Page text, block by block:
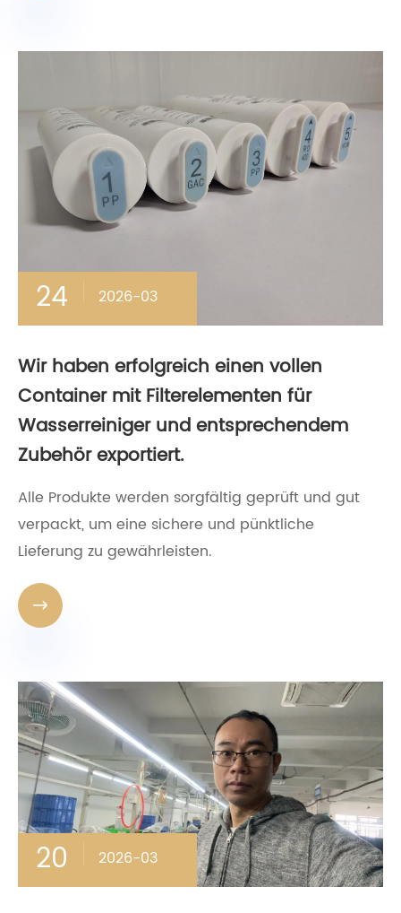
24 2026-03
Wir haben erfolgreich einen vollen
Container mit Filterelementen für
Wasserreiniger und entsprechendem
Zubehör exportiert.
Alle Produkte werden sorgfältig geprüft und gut
verpackt, um eine sichere und pünktliche
Lieferung zu gewährleisten.

20 2026-03